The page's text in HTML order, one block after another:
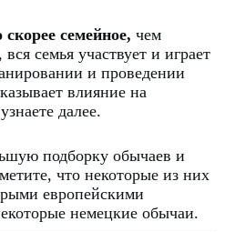
скорее семейное, чем
семья участвует и играет
и проведении
влияние на
далее.
подборку обычаев и
что некоторые из них
европейскими
немецкие обычаи.